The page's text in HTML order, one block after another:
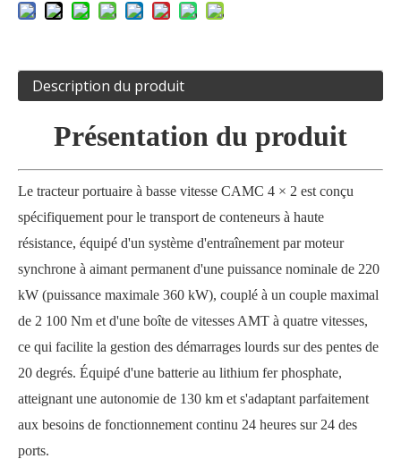
Description du produit
Présentation du produit
Le tracteur portuaire à basse vitesse CAMC 4 × 2 est conçu
spécifiquement pour le transport de conteneurs à haute
résistance, équipé d'un système d'entraînement par moteur
synchrone à aimant permanent d'une puissance nominale de 220
kW (puissance maximale 360 ​​kW), couplé à un couple maximal
de 2 100 Nm et d'une boîte de vitesses AMT à quatre vitesses,
ce qui facilite la gestion des démarrages lourds sur des pentes de
20 degrés. Équipé d'une batterie au lithium fer phosphate,
atteignant une autonomie de 130 km et s'adaptant parfaitement
aux besoins de fonctionnement continu 24 heures sur 24 des
ports.